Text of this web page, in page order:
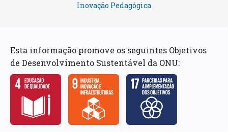
Inovação Pedagógica
Esta informação promove os seguintes Objetivos
de Desenvolvimento Sustentável da ONU: